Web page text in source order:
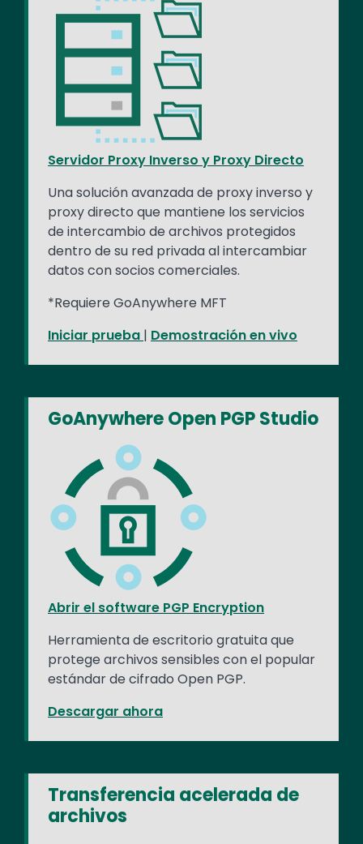
Servidor Proxy Inverso y Proxy Directo
Una solución avanzada de proxy inverso y
proxy directo que mantiene los servicios
de intercambio de archivos protegidos
dentro de su red privada al intercambiar
datos con socios comerciales.
*Requiere GoAnywhere MFT
Iniciar prueba | Demostración en vivo
GoAnywhere Open PGP Studio
Abrir el software PGP Encryption
Herramienta de escritorio gratuita que
protege archivos sensibles con el popular
estándar de cifrado Open PGP.
Descargar ahora
Transferencia acelerada de
archivos